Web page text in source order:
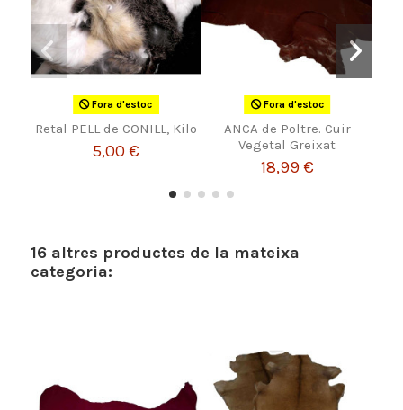
Fora d'estoc
Retal PELL de CONILL, Kilo
5,00 €
Fora d'estoc
ANCA de Poltre. Cuir
Vegetal Greixat
18,99 €
16 altres productes de la mateixa
categoria: